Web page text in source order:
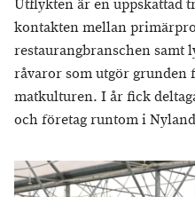
Utflykten är en uppskattad
kontakten mellan
restaurangbranschen samt
råvaror som utgör grunden
matkulturen. I år fick
och företag runtom i